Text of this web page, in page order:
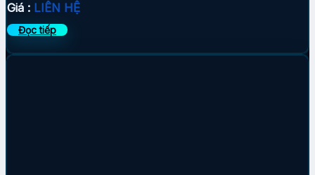
Giá : LIÊN HỆ
Đọc tiếp